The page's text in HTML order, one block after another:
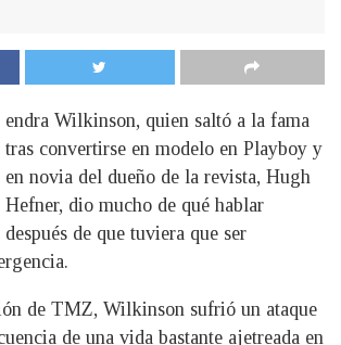
endra Wilkinson, quien saltó a la fama
tras convertirse en modelo en Playboy y
en novia del dueño de la revista, Hugh
Hefner, dio mucho de qué hablar
después de que tuviera que ser
de TMZ, Wilkinson sufrió un ataque
de una vida bastante ajetreada en